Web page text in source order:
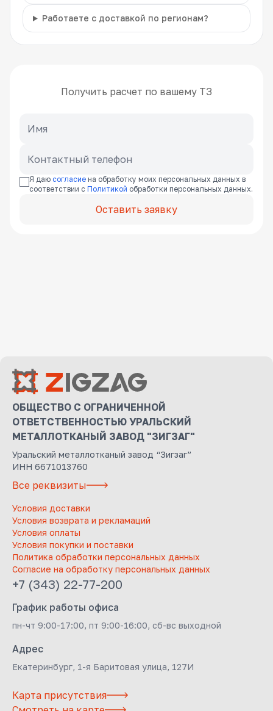
Работаете с доставкой по регионам?
Получить расчет по вашему ТЗ
Я даю согласие на обработку моих персональных данных в
соответствии с Политикой обработки персональных данных.
Оставить заявку
ОБЩЕСТВО С ОГРАНИЧЕННОЙ
ОТВЕТСТВЕННОСТЬЮ УРАЛЬСКИЙ
МЕТАЛЛОТКАНЫЙ ЗАВОД "ЗИГЗАГ"
Уральский металлотканый завод “Зигзаг”
ИНН 6671013760
Все реквизиты
Условия доставки
Условия возврата и рекламаций
Условия оплаты
Условия покупки и поставки
Политика обработки персональных данных
Согласие на обработку персональных данных
+7 (343) 22-77-200
График работы офиса
пн-чт 9:00-17:00, пт 9:00-16:00, сб-вс выходной
Адрес
Екатеринбург, 1-я Баритовая улица, 127И
Карта присутствия